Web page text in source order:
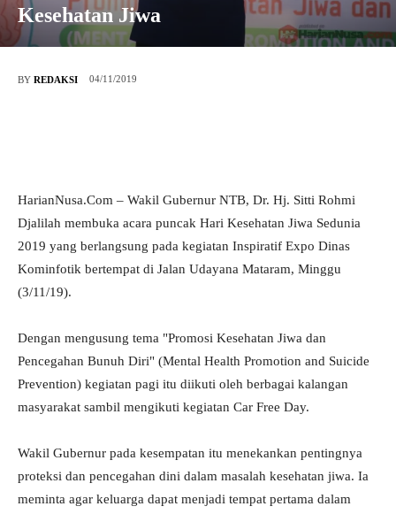
Kesehatan Jiwa
BY REDAKSI 04/11/2019
HarianNusa.Com – Wakil Gubernur NTB, Dr. Hj. Sitti Rohmi
Djalilah membuka acara puncak Hari Kesehatan Jiwa Sedunia
2019 yang berlangsung pada kegiatan Inspiratif Expo Dinas
Kominfotik bertempat di Jalan Udayana Mataram, Minggu
(3/11/19).
Dengan mengusung tema "Promosi Kesehatan Jiwa dan
Pencegahan Bunuh Diri" (Mental Health Promotion and Suicide
Prevention) kegiatan pagi itu diikuti oleh berbagai kalangan
masyarakat sambil mengikuti kegiatan Car Free Day.
Wakil Gubernur pada kesempatan itu menekankan pentingnya
proteksi dan pencegahan dini dalam masalah kesehatan jiwa. Ia
meminta agar keluarga dapat menjadi tempat pertama dalam